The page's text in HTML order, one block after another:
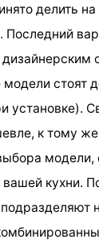
делить
Последний
дизайнерским
стоят
установке).
к тому же
модели,
кухни.